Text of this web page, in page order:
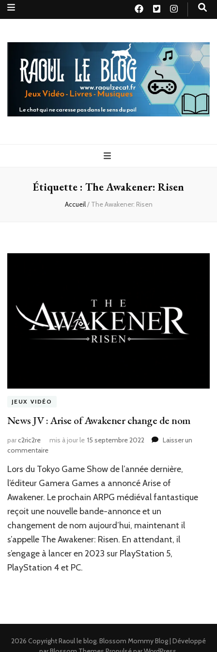
Raoul le
blog
Étiquette : The Awakener: Risen
Accueil/ The Awakener: Risen
JEUX VIDÉO
News JV : Arise of Awakener change de nom
parc2ric2re mis à jour le 15 septembre 2022
Laisser un
commentairesur
JV
:
of
Awakener
change
de
nom
Lors du Tokyo Game Show de l’année dernière,
l’éditeur Gamera Games a annoncé Arise of
Awakener. Le prochain ARPG médiéval fantastique
reçoit une nouvelle bande-annonce et un
changement de nom aujourd’hui, maintenant il
s’appelle The Awakener: Risen. En attendant, il
s’engage à lancer en 2023 sur PlayStation 5,
PlayStation 4 et PC.
2026 CopyrightRaoul le blog Blossom Mommy Blog | Développé